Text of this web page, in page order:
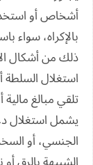
أشخاص أو
بالإكراه، سواء
ذلك من أشكال
استغلال السلطة
تلقي مبالغ
يشمل استغلال
الجنسي، أو